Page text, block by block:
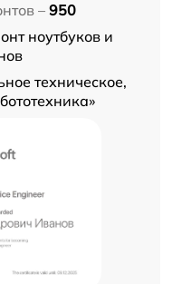
– 950
ноутбуков и
техническое,